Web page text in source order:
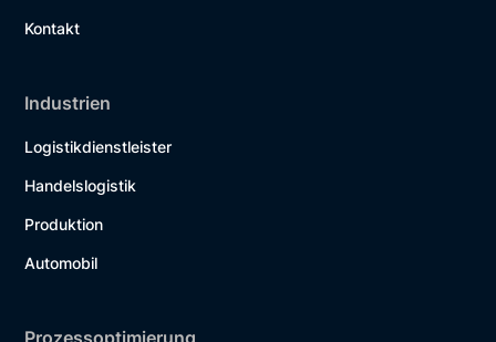
Kontakt
Industrien
Logistikdienstleister
Handelslogistik
Produktion
Automobil
Prozessoptimierung